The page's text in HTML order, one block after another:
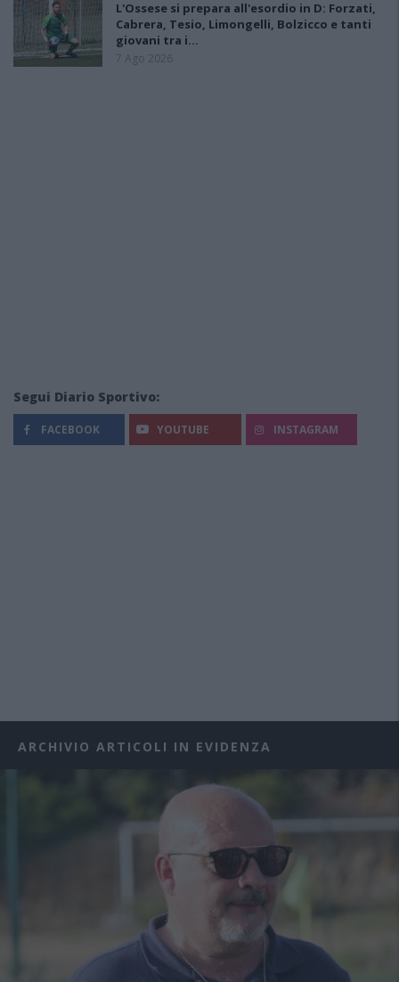
L'Ossese si prepara all'esordio in D: Forzati,
Cabrera, Tesio, Limongelli, Bolzicco e tanti
giovani tra i…
7 Ago 2026
Segui Diario Sportivo:
FACEBOOK YOUTUBE INSTAGRAM
ARCHIVIO ARTICOLI IN EVIDENZA